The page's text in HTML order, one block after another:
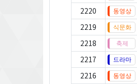
2220
2219
2218
2217
2216